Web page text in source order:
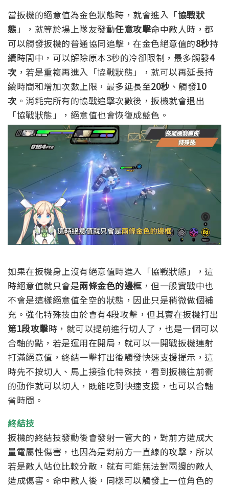
當扳機的絕意值為金色狀態時，就會進入「協戰狀
態 」，就等於場上隊友發動任意攻擊命中敵人時，都
可以觸發扳機的普通協同追擊，在金色絕意值的8秒持
續時間中，可以解除原本3秒的冷卻限制，最多觸發4
次 ，若是重複再進入「協戰狀態」，就可以再延長持
續時間和增加次數上限，最多延長至20秒 、觸發10
次 。消耗完所有的協戰追擊次數後，扳機就會退出
「協戰狀態」，絕意值也會恢復成藍色。
如果在扳機身上沒有絕意值時進入「協戰狀態」，這
時絕意值就只會是兩條金色的邊框 ，但一般實戰中也
不會是這樣絕意值全空的狀態，因此只是稍微做個補
充。 強化特殊技由於會有4段攻擊，但其實在扳機打出
第1段攻擊時，就可以提前進行切人了，也是一個可以
合軸的點， 若是運用在開局，就可以一開戰扳機連射
打滿絕意值，終結一擊打出後觸發快速支援提示，這
時先不按切人、馬上接強化特殊技，看到扳機往前衝
的動作就可以切人，既能吃到快速支援，也可以合軸
省時間。
終結技
扳機的終結技發動後會發射一管大的，對前方造成大
量電屬性傷害，也因為是對前方一直線的攻擊，所以
若是敵人站位比較分散，就有可能無法對兩邊的敵人
造成傷害。命中敵人後，同樣可以觸發上一位角色的